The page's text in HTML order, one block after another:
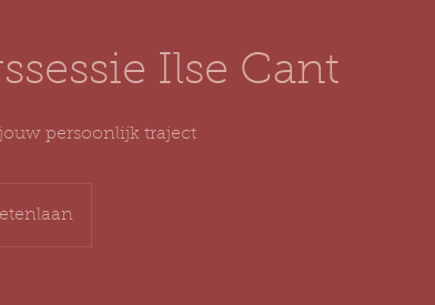
Ilse Cant
persoonlijk traject